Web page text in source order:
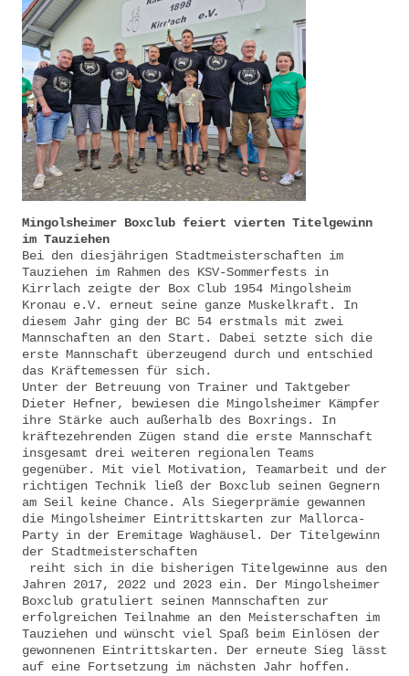
Mingolsheimer Boxclub feiert vierten Titelgewinn
im Tauziehen
Bei den diesjährigen Stadtmeisterschaften im
Tauziehen im Rahmen des KSV-Sommerfests in
Kirrlach zeigte der Box Club 1954 Mingolsheim
Kronau e.V. erneut seine ganze Muskelkraft. In
diesem Jahr ging der BC 54 erstmals mit zwei
Mannschaften an den Start. Dabei setzte sich die
erste Mannschaft überzeugend durch und entschied
das Kräftemessen für sich.
Unter der Betreuung von Trainer und Taktgeber
Dieter Hefner, bewiesen die Mingolsheimer Kämpfer
ihre Stärke auch außerhalb des Boxrings. In
kräftezehrenden Zügen stand die erste Mannschaft
insgesamt drei weiteren regionalen Teams
gegenüber. Mit viel Motivation, Teamarbeit und der
richtigen Technik ließ der Boxclub seinen Gegnern
am Seil keine Chance. Als Siegerprämie gewannen
die Mingolsheimer Eintrittskarten zur Mallorca-
Party in der Eremitage Waghäusel. Der Titelgewinn
der Stadtmeisterschaften
reiht sich in die bisherigen Titelgewinne aus den
Jahren 2017, 2022 und 2023 ein. Der Mingolsheimer
Boxclub gratuliert seinen Mannschaften zur
erfolgreichen Teilnahme an den Meisterschaften im
Tauziehen und wünscht viel Spaß beim Einlösen der
gewonnenen Eintrittskarten. Der erneute Sieg lässt
auf eine Fortsetzung im nächsten Jahr hoffen.